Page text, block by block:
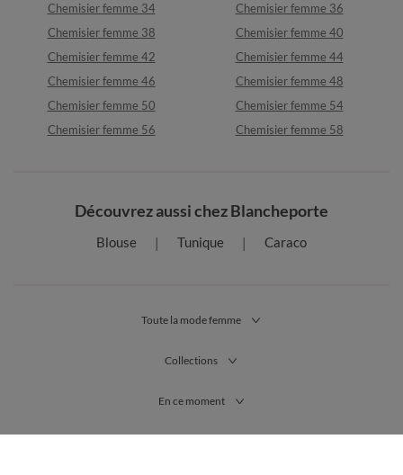
Chemisier femme 34
Chemisier femme 36
Chemisier femme 38
Chemisier femme 40
Chemisier femme 42
Chemisier femme 44
Chemisier femme 46
Chemisier femme 48
Chemisier femme 50
Chemisier femme 54
Chemisier femme 56
Chemisier femme 58
Découvrez aussi chez Blancheporte
Blouse Tunique Caraco
Toute la mode femme
Collections
En ce moment